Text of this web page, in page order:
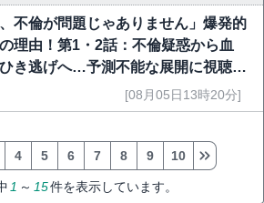
、不倫が問題じゃありません」爆発的
理由！第1・2話：不倫疑惑から血
き逃げへ…予測不能な展開に視聴者
[08月05日13時20分]
1 ～ 15件を表示しています。
4 5 6 7 8 9 10